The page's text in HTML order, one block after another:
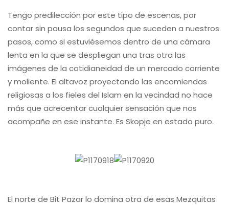
Tengo predilección por este tipo de escenas, por
contar sin pausa los segundos que suceden a nuestros
pasos, como si estuviésemos dentro de una cámara
lenta en la que se despliegan una tras otra las
imágenes de la cotidianeidad de un mercado corriente
y moliente. El altavoz proyectando las encomiendas
religiosas a los fieles del Islam en la vecindad no hace
más que acrecentar cualquier sensación que nos
acompañe en ese instante. Es Skopje en estado puro.
El norte de Bit Pazar lo domina otra de esas Mezquitas